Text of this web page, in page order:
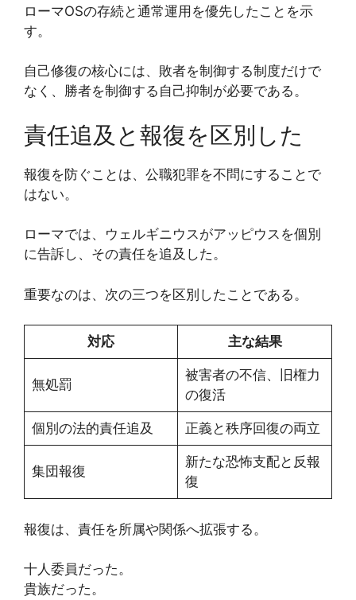
ローマOSの存続と通常運用を優先したことを示
す。
自己修復の核心には、敗者を制御する制度だけで
なく、勝者を制御する自己抑制が必要である。
責任追及と報復を区別した
報復を防ぐことは、公職犯罪を不問にすることで
はない。
ローマでは、ウェルギニウスがアッピウスを個別
に告訴し、その責任を追及した。
重要なのは、次の三つを区別したことである。
対応 主な結果
無処罰
被害者の不信、旧権力
の復活
個別の法的責任追及 正義と秩序回復の両立
集団報復
新たな恐怖支配と反報
復
報復は、責任を所属や関係へ拡張する。
十人委員だった。
貴族だった。